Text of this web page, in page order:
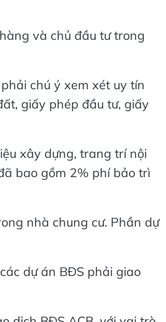
và chủ đầu tư trong
chú ý xem xét uy tín
giấy phép đầu tư, giấy
xây dựng, trang trí nội
bao gồm 2% phí bảo trì
nhà chung cư. Phần dự
dự án BĐS phải giao